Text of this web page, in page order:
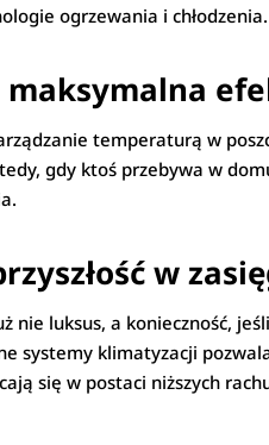
ogrzewania i chłodzenia.
temperaturą w
gdy ktoś przebywa w
w
nie luksus, a konieczność,
systemy klimatyzacji
się w postaci niższych